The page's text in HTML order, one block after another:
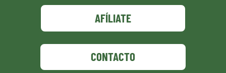
AFÍLIATE
CONTACTO